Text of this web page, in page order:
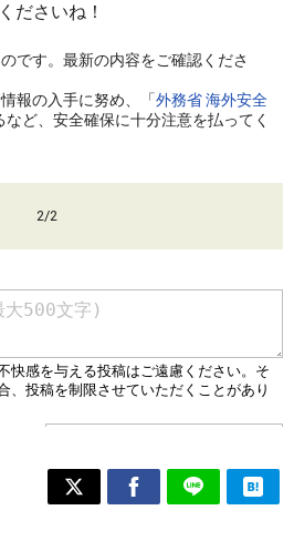
ださいね！
です。最新の内容をご確認くださ
報の入手に努め、「外務省 海外安全
など、安全確保に十分注意を払ってく
2/2